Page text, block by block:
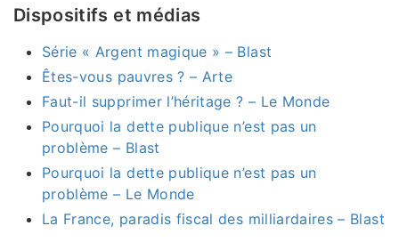
Dispositifs et médias
Série « Argent magique » – Blast
Êtes-vous pauvres ? – Arte
Faut-il supprimer l’héritage ? – Le Monde
Pourquoi la dette publique n’est pas un
problème – Blast
Pourquoi la dette publique n’est pas un
problème – Le Monde
La France, paradis fiscal des milliardaires – Blast